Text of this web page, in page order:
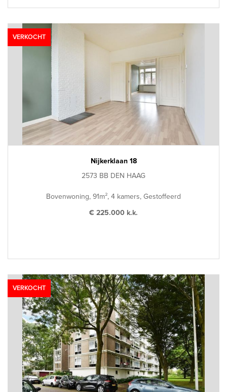
VERKOCHT
Nijkerklaan 18
2573 BB DEN HAAG
Bovenwoning, 91m², 4 kamers, Gestoffeerd
€ 225.000 k.k.
VERKOCHT